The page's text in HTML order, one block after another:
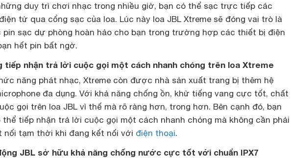
duy trì chơi nhạc trong nhiều giờ, bạn có thể sạc trực tiếp các
tử qua cổng sạc của loa. Lúc này loa JBL Xtreme sẽ đóng vai trò là
pin sạc dự phòng hoàn hảo cho bạn trong trường hợp các thiết bị điện
hết pin bất ngờ.
tiếp nhận trả lời cuộc gọi một cách nhanh chóng trên loa Xtreme
năng phát nhạc, Xtreme còn được nhà sản xuất trang bị thêm hệ
đa dụng. Với khả năng chống ồn, khử tiếng vang cực tốt, chất
gọi trên loa JBL vì thế mà rõ ràng hơn, trong hơn. Bên cạnh đó, bạn
thể tiếp nhận trả lời cuộc gọi một cách nhanh chóng mà không cần phải
nối tạm thời khi đang kết nối với điện thoại.
JBL sở hữu khả năng chống nước cực tốt với chuẩn IPX7